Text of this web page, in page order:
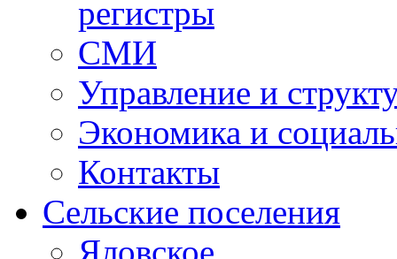
регистры
СМИ
Управление и
Экономика и
Контакты
Сельские поселения
Яловское